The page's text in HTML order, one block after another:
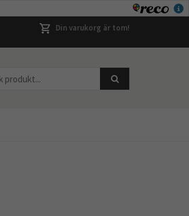
Din varukorg är tom!